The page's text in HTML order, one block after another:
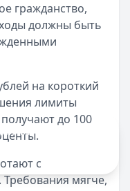
гражданство,
должны быть
на короткий
лимиты
до 100
с
мягче,
.